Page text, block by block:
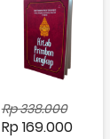
Rp 338.000
Rp 169.000